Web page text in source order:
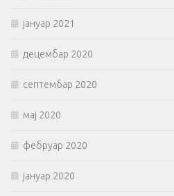
јануар 2021
децембар 2020
септембар 2020
мај 2020
фебруар 2020
јануар 2020